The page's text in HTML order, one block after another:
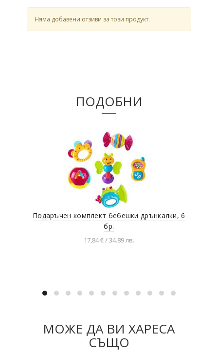
Няма добавени отзиви за този продукт.
ПОДОБНИ
Подаръчен комплект бебешки дрънкалки, 6
бр.
17,84 € / 34.89 лв.
МОЖЕ ДА ВИ ХАРЕСА
СЪЩО